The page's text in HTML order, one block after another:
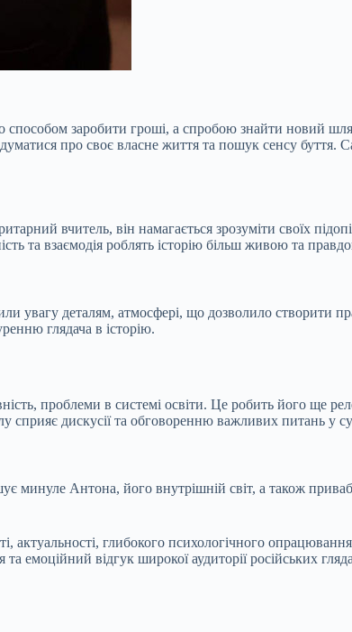
способом заробити гроші, а спробою знайти новий
про своє власне життя та пошук сенсу
вчитель, він намагається зрозуміти своїх
та взаємодія роблять історію більш живою та
увагу деталям, атмосфері, що дозволило створити
глядача в історію.
проблеми в системі освіти. Це робить його ще
дискусії та обговоренню важливих питань у
минуле Антона, його внутрішній світ, а також
глибокого психологічного
відгук широкої аудиторії російських